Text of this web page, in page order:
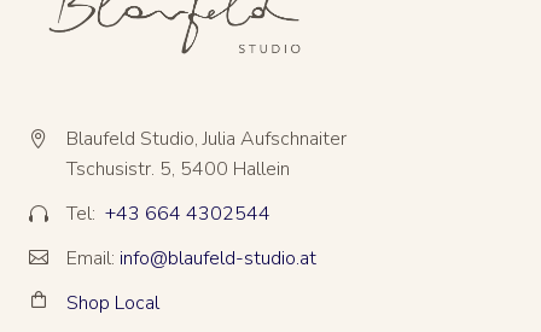


Blaufeld Studio, Julia Aufschnaiter
Tschusistr. 5, 5400 Hallein

 Tel: +43 664 4302544

 Email: info@blaufeld-studio.at

 Shop Local